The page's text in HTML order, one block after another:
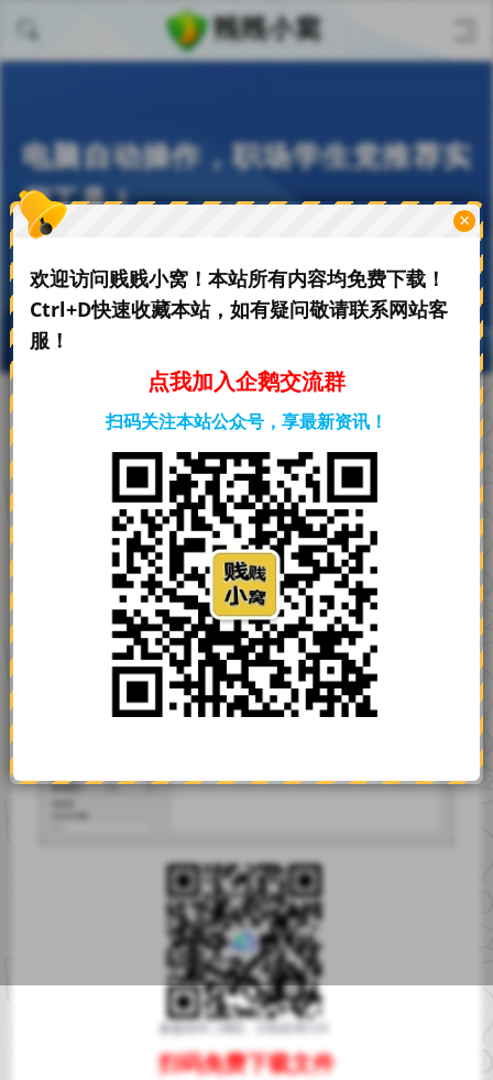
欢迎访问贱贱小窝！本站所有内容均免费下载！
Ctrl+D快速收藏本站，如有疑问敬请联系网站客
服！
点我加入企鹅交流群
扫码关注本站公众号，享最新资讯！
×
电脑自动操作，职场学生党推荐实
用工具！
06-06
2.01 K阅读 0评论
必备软件 正文
扫码免费下载文件